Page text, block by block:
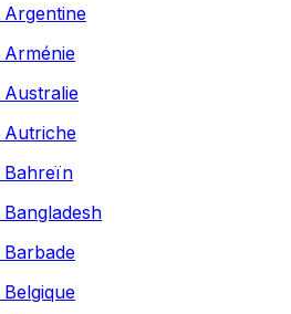
Argentine
Arménie
Australie
Autriche
Bahreïn
Bangladesh
Barbade
Belgique